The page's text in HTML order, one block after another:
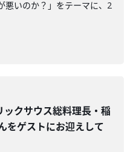
悪いのか？」をテーマに、2
ックサウス総料理長・稲
をゲストにお迎えして